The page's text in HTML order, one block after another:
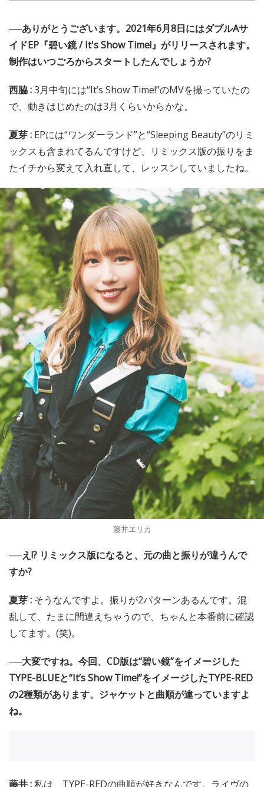
──ありがとうございます。2021年6月8日にはダブルAサ
イドEP『碧い鏡 / It's Show Time!』がリリースされます。
制作はいつごろからスタートしたんでしょうか?
西脇 :3月中旬には“It’s Show Time!”のMVを撮っていたの
で、動きはじめたのは3月くらいからかな。
夏芽 : EPには“ワンダーランド”と“Sleeping Beauty”のリミ
ックスも含まれてるんですけど、リミックス版の振りをま
たイチから変えて入れ直して、レッスンしていましたね。
藤井エリカ
──え!? リミックス版になると、元の曲と振りが違うんで
すか?
夏芽 : そうなんですよ。振りが2パターンあるんです。混
乱して、たまに間違えちゃうので、ちゃんと本番前に確認
してます。(笑)。
──大変ですね。今回、CD版は“碧い鏡”をイメージした
TYPE-BLUEと“It’s Show Time!”をイメージしたTYPE-RED
の2種類があります。ジャケットと曲順が違っていますよ
ね。
藤井 :私は、TYPE-REDの曲順が好きなんです。ライヴの